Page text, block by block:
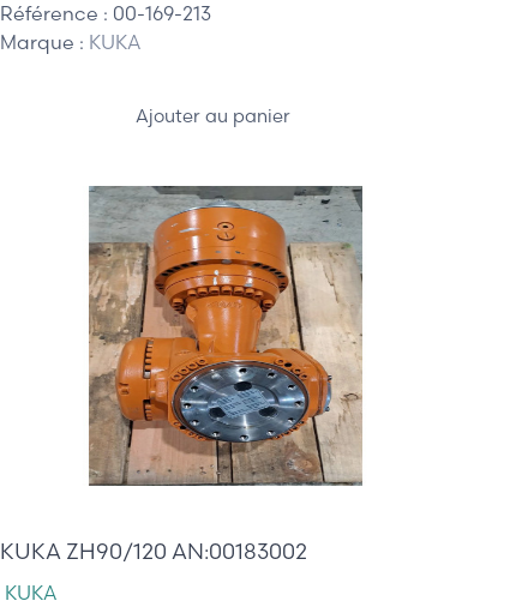
Référence : 00-169-213
Marque : KUKA
Ajouter au panier
KUKA ZH90/120 AN:00183002
KUKA